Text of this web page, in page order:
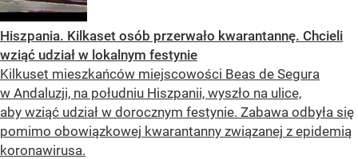
Hiszpania. Kilkaset osób przerwało kwarantannę. Chcieli
wziąć udział w lokalnym festynie
Kilkuset mieszkańców miejscowości Beas de Segura
w Andaluzji, na południu Hiszpanii, wyszło na ulice,
aby wziąć udział w dorocznym festynie. Zabawa odbyła się
pomimo obowiązkowej kwarantanny związanej z epidemią
koronawirusa.